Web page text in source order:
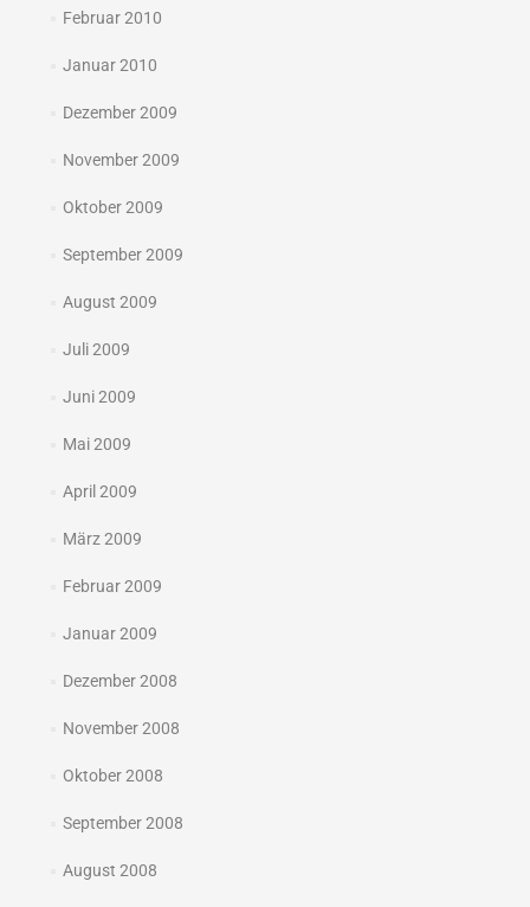
Februar 2010
Januar 2010
Dezember 2009
November 2009
Oktober 2009
September 2009
August 2009
Juli 2009
Juni 2009
Mai 2009
April 2009
März 2009
Februar 2009
Januar 2009
Dezember 2008
November 2008
Oktober 2008
September 2008
August 2008